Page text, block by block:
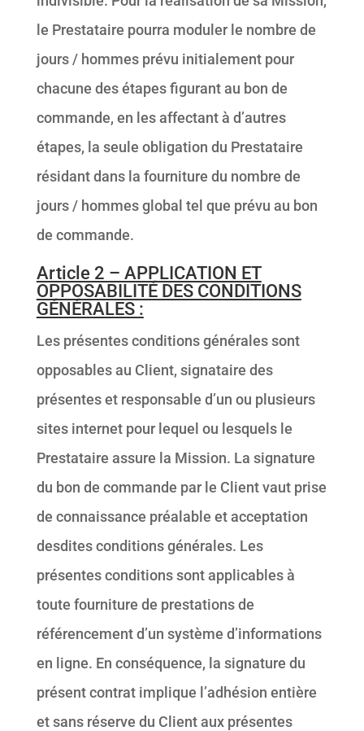
le Prestataire pourra moduler le nombre de
jours / hommes prévu initialement pour
chacune des étapes figurant au bon de
commande, en les affectant à d’autres
étapes, la seule obligation du Prestataire
résidant dans la fourniture du nombre de
jours / hommes global tel que prévu au bon
de commande.
Article 2 – APPLICATION ET
OPPOSABILITÉ DES CONDITIONS
GÉNÉRALES :
Les présentes conditions générales sont
opposables au Client, signataire des
présentes et responsable d’un ou plusieurs
sites internet pour lequel ou lesquels le
Prestataire assure la Mission. La signature
du bon de commande par le Client vaut prise
de connaissance préalable et acceptation
desdites conditions générales. Les
présentes conditions sont applicables à
toute fourniture de prestations de
référencement d’un système d’informations
en ligne. En conséquence, la signature du
présent contrat implique l’adhésion entière
et sans réserve du Client aux présentes